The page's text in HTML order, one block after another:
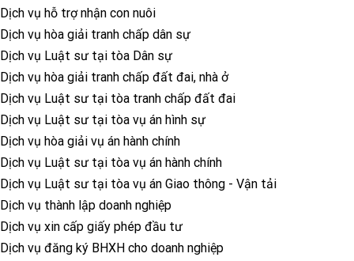
Dịch vụ hỗ trợ nhận con nuôi
Dịch vụ hòa giải tranh chấp dân sự
Dịch vụ Luật sư tại tòa Dân sự
Dịch vụ hòa giải tranh chấp đất đai, nhà ở
Dịch vụ Luật sư tại tòa tranh chấp đất đai
Dịch vụ Luật sư tại tòa vụ án hình sự
Dịch vụ hòa giải vụ án hành chính
Dịch vụ Luật sư tại tòa vụ án hành chính
Dịch vụ Luật sư tại tòa vụ án Giao thông - Vận tải
Dịch vụ thành lập doanh nghiệp
Dịch vụ xin cấp giấy phép đầu tư
Dịch vụ đăng ký BHXH cho doanh nghiệp